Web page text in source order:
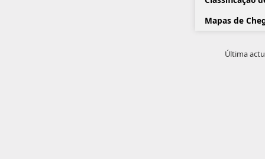
Mapas de
Última